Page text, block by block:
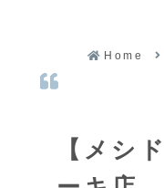
Home
【メシ